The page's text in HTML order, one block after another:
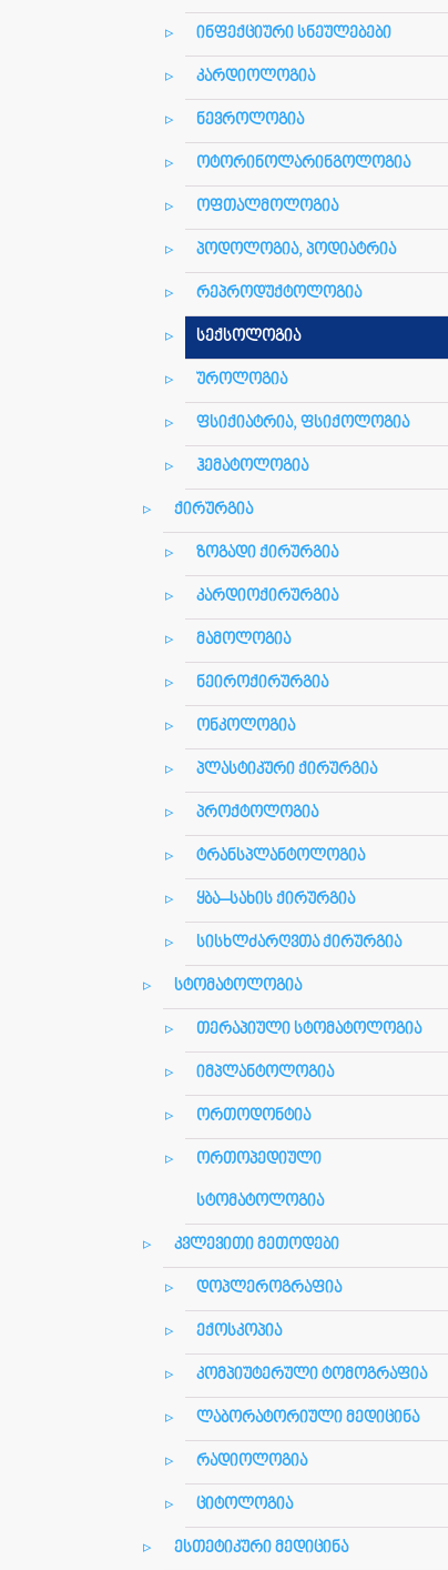
ინფექციური სნეულებები
კარდიოლოგია
ნევროლოგია
ოტორინოლარინგოლოგია
ოფთალმოლოგია
პოდოლოგია, პოდიატრია
რეპროდუქტოლოგია
სექსოლოგია
უროლოგია
ფსიქიატრია, ფსიქოლოგია
ჰემატოლოგია
ქირურგია
ზოგადი ქირურგია
კარდიოქირურგია
მამოლოგია
ნეიროქირურგია
ონკოლოგია
პლასტიკური ქირურგია
პროქტოლოგია
ტრანსპლანტოლოგია
ყბა–სახის ქირურგია
სისხლძარღვთა ქირურგია
სტომატოლოგია
თერაპიული სტომატოლოგია
იმპლანტოლოგია
ორთოდონტია
ორთოპედიული
სტომატოლოგია
კვლევითი მეთოდები
დოპლეროგრაფია
ექოსკოპია
კომპიუტერული ტომოგრაფია
ლაბორატორიული მედიცინა
რადიოლოგია
ციტოლოგია
ესთეტიკური მედიცინა